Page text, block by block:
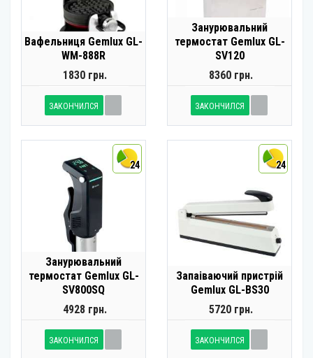
Вафельниця Gemlux GL-
WM-888R
1830 грн.
ЗАКОНЧИЛСЯ
Занурювальний
термостат Gemlux GL-
SV120
8360 грн.
ЗАКОНЧИЛСЯ
24
Занурювальний
термостат Gemlux GL-
SV800SQ
4928 грн.
ЗАКОНЧИЛСЯ
24
Запаіваючий пристрій
Gemlux GL-BS30
5720 грн.
ЗАКОНЧИЛСЯ